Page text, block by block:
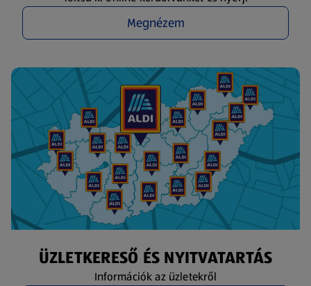
Megnézem
ÜZLETKERESŐ ÉS NYITVATARTÁS
Információk az üzletekről